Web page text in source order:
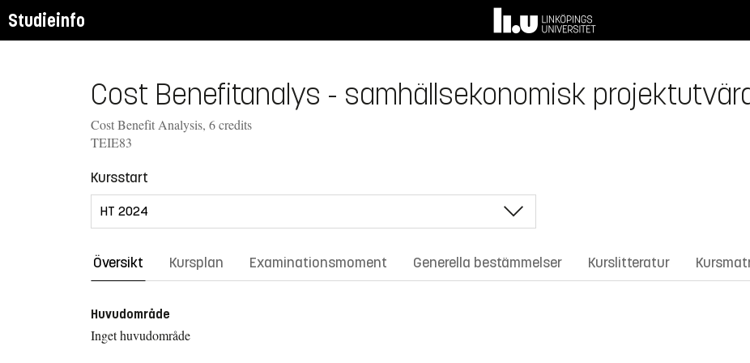
Studieinfo
Cost Benefitanalys - samhällsekonomisk
Cost Benefit Analysis, 6 credits
TEIE83
Kursstart
Översikt Kursplan Examinationsmoment Generella bestämmelser Kurslitteratur
Huvudområde
Inget huvudområde